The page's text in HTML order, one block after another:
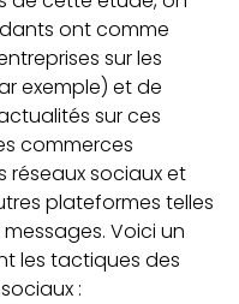
ont comme
sur les
exemple) et de
sur ces
commerces
réseaux sociaux et
plateformes telles
Voici un
les tactiques des
: